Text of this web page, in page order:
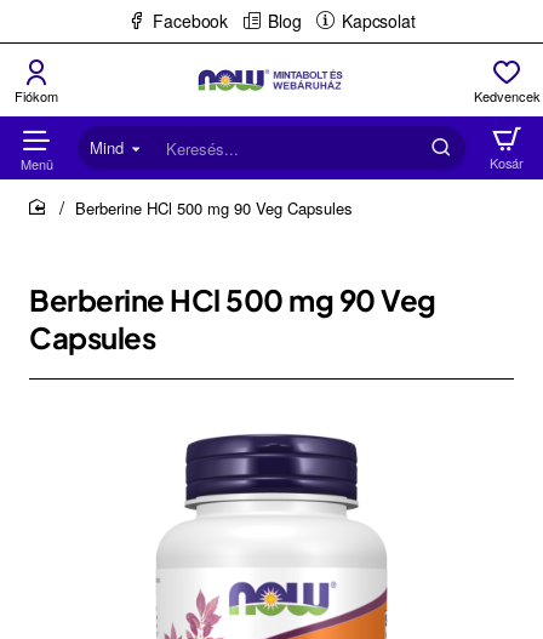
Facebook Blog Kapcsolat
Mind
Keresés...
Berberine HCl 500 mg 90 Veg Capsules
Berberine HCl 500 mg 90 Veg
Capsules